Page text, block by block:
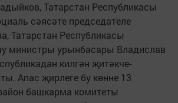
Татарстан Республикасы
сәясәте председателе
Татарстан Республикасы
министры урынбасары Владислав
килгән җитәкче-
Апас җирлеге бу көнне 13
башкарма комитеты